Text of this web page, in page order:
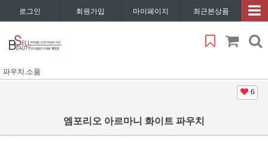
로그인 회원가입 마이페이지 최근본상품
파우치.소품
6
엠포리오 아르마니 화이트 파우치